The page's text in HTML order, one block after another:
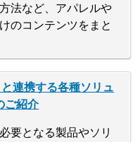
法など、アパレルや
のコンテンツをまと
連携する各種ソリュ
ご紹介
要となる製品やソリ